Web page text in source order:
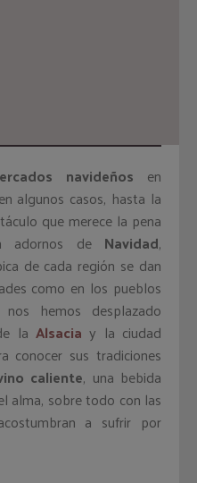
navideños en
algunos casos, hasta la
que merece la pena
adornos de Navidad,
de cada región se dan
como en los pueblos
hemos desplazado
la Alsacia y la ciudad
conocer sus tradiciones
caliente, una bebida
alma, sobre todo con las
a sufrir por